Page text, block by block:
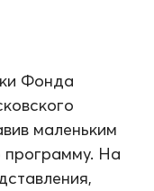
Фонда
маленьким
программу. На